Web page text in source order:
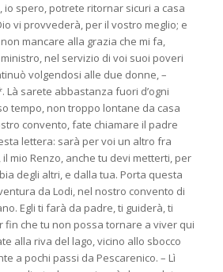
io spero, potrete ritornar sicuri a casa
vi provvederà, per il vostro meglio; e
mancare alla grazia che mi fa,
nel servizio di voi suoi poveri
volgendosi alle due donne, –
sarete abbastanza fuori d’ogni
tempo, non troppo lontane da casa
convento, fate chiamare il padre
lettera: sarà per voi un altro fra
mio Renzo, anche tu devi metterti, per
degli altri, e dalla tua. Porta questa
da Lodi, nel nostro convento di
Egli ti farà da padre, ti guiderà, ti
fin che tu non possa tornare a viver qui
alla riva del lago, vicino allo sbocco
a pochi passi da Pescarenico. – Lì